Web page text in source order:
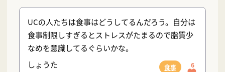
UCの人たちは食事はどうしてるんだろう。自分は
食事制限しすぎるとストレスがたまるので脂質少
なめを意識してるぐらいかな。
しょうた
食事 6